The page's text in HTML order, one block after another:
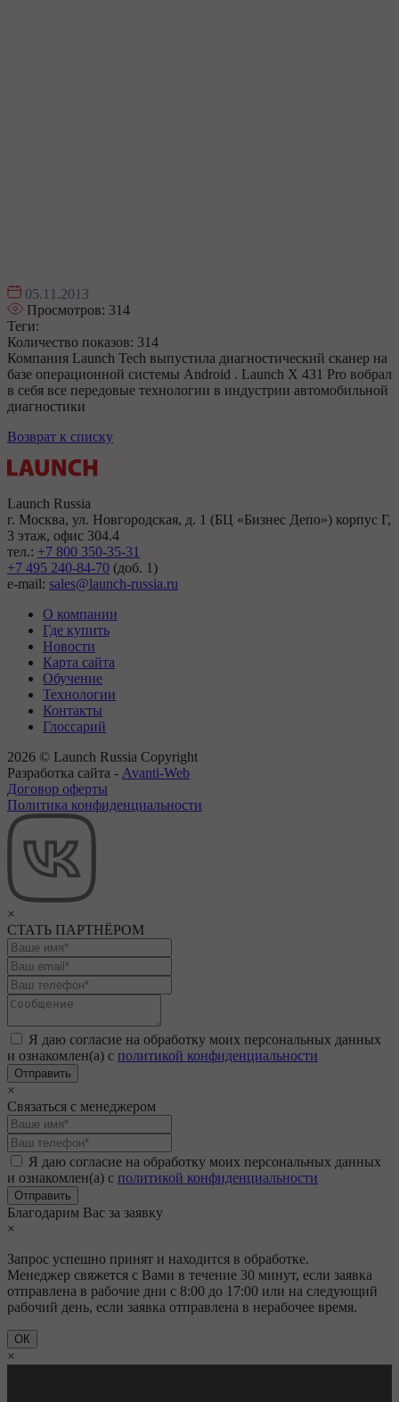
05.11.2013
Просмотров: 314
Теги:
Количество показов: 314
Компания Launch Tech выпустила диагностический сканер на
базе операционной системы Android . Launch X 431 Pro вобрал
в себя все передовые технологии в индустрии автомобильной
диагностики
Возврат к списку
Launch Russia
г. Москва, ул. Новгородская, д. 1 (БЦ «Бизнес Депо») корпус Г,
3 этаж, офис 304.4
тел.: +7 800 350-35-31
+7 495 240-84-70 (доб. 1)
e-mail: sales@launch-russia.ru
О компании
Где купить
Новости
Карта сайта
Обучение
Технологии
Контакты
Глоссарий
2026 © Launch Russia Copyright
Разработка сайта - Avanti-Web
Договор оферты
Политика конфиденциальности
×
СТАТЬ ПАРТНЁРОМ
Я даю согласие на обработку моих персональных данных
и ознакомлен(а) с политикой конфиденциальности
×
Связаться с менеджером
Я даю согласие на обработку моих персональных данных
и ознакомлен(а) с политикой конфиденциальности
Благодарим Вас за заявку
×
Запрос успешно принят и находится в обработке.
Менеджер свяжется с Вами в течение 30 минут, если заявка
отправлена в рабочие дни с 8:00 до 17:00 или на следующий
рабочий день, если заявка отправлена в нерабочее время.
ОК
×